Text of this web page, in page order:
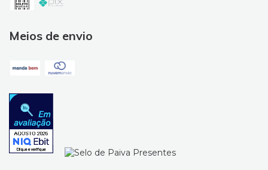
Meios de envio